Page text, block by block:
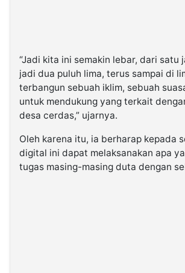
“Jadi kita ini semakin lebar, dari satu
jadi dua puluh lima, terus sampai di
terbangun sebuah iklim, sebuah
untuk mendukung yang terkait
desa cerdas,” ujarnya.
Oleh karena itu, ia berharap kepada
digital ini dapat melaksanakan apa
tugas masing-masing duta dengan